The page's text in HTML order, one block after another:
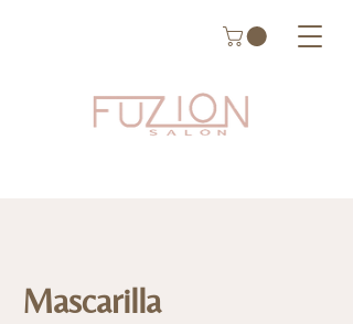
Mascarilla